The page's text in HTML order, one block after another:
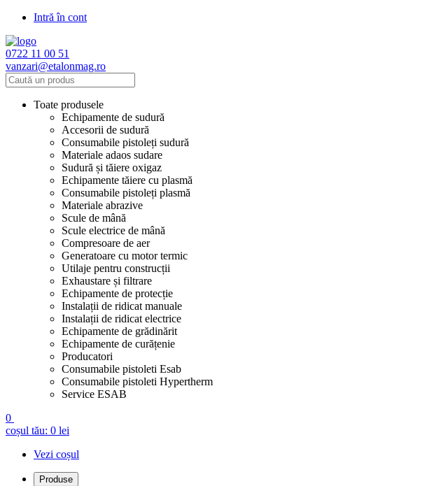
Intră în cont
0722 11 00 51
vanzari@etalonmag.ro
Toate produsele
Echipamente de sudură
Accesorii de sudură
Consumabile pistoleți sudură
Materiale adaos sudare
Sudură și tăiere oxigaz
Echipamente tăiere cu plasmă
Consumabile pistoleți plasmă
Materiale abrazive
Scule de mână
Scule electrice de mână
Compresoare de aer
Generatoare cu motor termic
Utilaje pentru construcții
Exhaustare și filtrare
Echipamente de protecție
Instalații de ridicat manuale
Instalații de ridicat electrice
Echipamente de grădinărit
Echipamente de curățenie
Producatori
Consumabile pistoleti Esab
Consumabile pistoleti Hypertherm
Service ESAB
0
coșul tău: 0 lei
Vezi coșul
Produse